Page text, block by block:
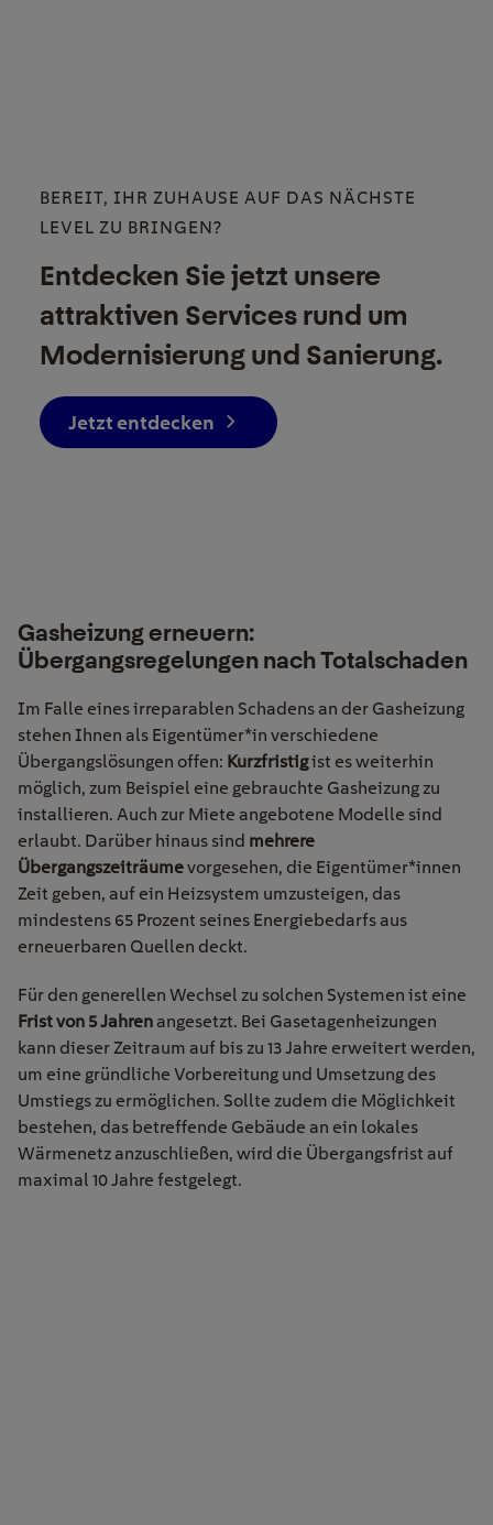
BEREIT, IHR ZUHAUSE AUF DAS NÄCHSTE
LEVEL ZU BRINGEN?
Entdecken Sie jetzt unsere
attraktiven Services rund um
Modernisierung und Sanierung.
Jetzt entdecken
Gasheizung erneuern:
Übergangsregelungen nach Totalschaden
Im Falle eines irreparablen Schadens an der Gasheizung
stehen Ihnen als Eigentümer*in verschiedene
Übergangslösungen offen: Kurzfristigist es weiterhin
möglich, zum Beispiel eine gebrauchte Gasheizung zu
installieren. Auch zur Miete angebotene Modelle sind
erlaubt. Darüber hinaus sind mehrere
Übergangszeiträumevorgesehen, die Eigentümer*innen
Zeit geben, auf ein Heizsystem umzusteigen, das
mindestens 65 Prozent seines Energiebedarfs aus
erneuerbaren Quellen deckt.
Für den generellen Wechsel zu solchen Systemen ist eine
Frist von 5 Jahren angesetzt. Bei Gasetagenheizungen
kann dieser Zeitraum auf bis zu 13 Jahre erweitert werden,
um eine gründliche Vorbereitung und Umsetzung des
Umstiegs zu ermöglichen. Sollte zudem die Möglichkeit
bestehen, das betreffende Gebäude an ein lokales
Wärmenetz anzuschließen, wird die Übergangsfrist auf
maximal 10 Jahre festgelegt.